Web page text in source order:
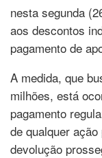
nesta segunda
aos descontos
pagamento de
A medida, que
milhões, está
pagamento
de qualquer
devolução